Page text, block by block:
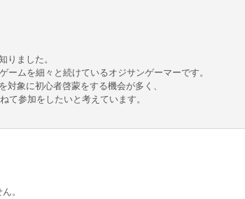
りました。
ームを細々と続けているオジサンゲーマーです。
象に初心者啓蒙をする機会が多く、
て参加をしたいと考えています。
。